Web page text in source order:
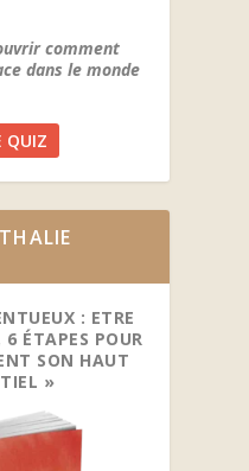
comment
dans le monde
QUIZ
: ETRE
ÉTAPES POUR
SON HAUT
»